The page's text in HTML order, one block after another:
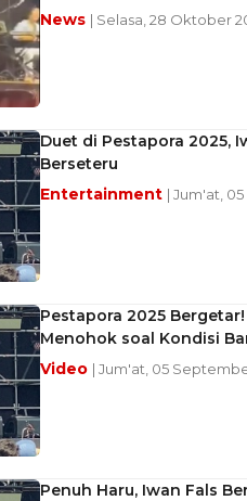
News | Selasa, 28 Oktober
Duet di Pestapora 2025,
Berseteru
Entertainment | Jum'at,
Pestapora 2025
Menohok soal Kondisi
Video | Jum'at, 05
Penuh Haru, Iwan Fals